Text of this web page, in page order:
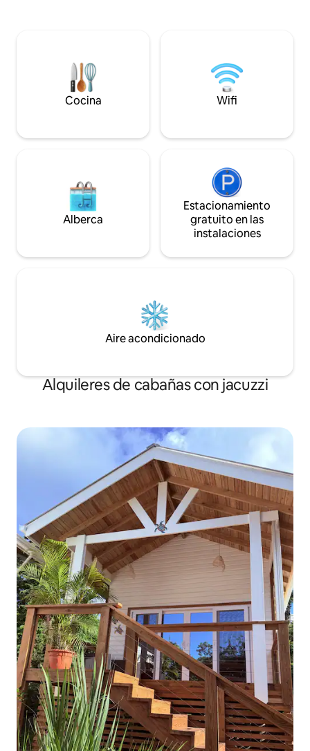
sillas de playa hamacas en el porche
engranajes de esnórquel
Cocina Wifi
Alberca
Estacionamiento
gratuito en las
instalaciones
Aire acondicionado
Alquileres de cabañas con jacuzzi